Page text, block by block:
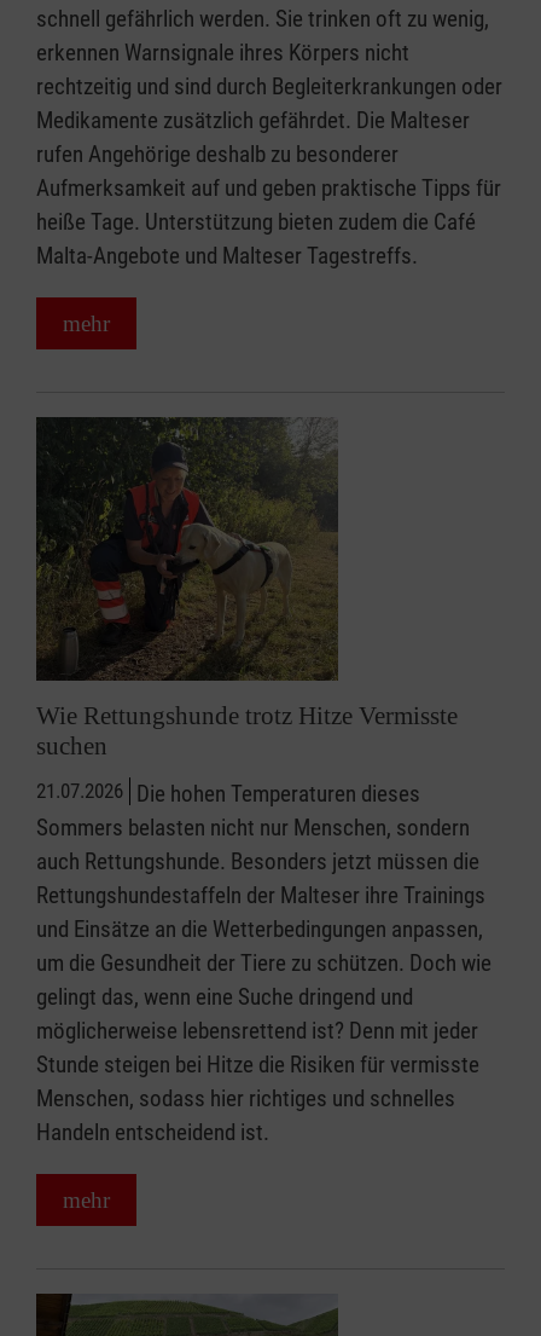
schnell gefährlich werden. Sie trinken oft zu wenig,
erkennen Warnsignale ihres Körpers nicht
rechtzeitig und sind durch Begleiterkrankungen oder
Medikamente zusätzlich gefährdet. Die Malteser
rufen Angehörige deshalb zu besonderer
Aufmerksamkeit auf und geben praktische Tipps für
heiße Tage. Unterstützung bieten zudem die Café
Malta-Angebote und Malteser Tagestreffs.
mehr
Wie Rettungshunde trotz Hitze Vermisste
suchen
21.07.2026 Die hohen Temperaturen dieses
Sommers belasten nicht nur Menschen, sondern
auch Rettungshunde. Besonders jetzt müssen die
Rettungshundestaffeln der Malteser ihre Trainings
und Einsätze an die Wetterbedingungen anpassen,
um die Gesundheit der Tiere zu schützen. Doch wie
gelingt das, wenn eine Suche dringend und
möglicherweise lebensrettend ist? Denn mit jeder
Stunde steigen bei Hitze die Risiken für vermisste
Menschen, sodass hier richtiges und schnelles
Handeln entscheidend ist.
mehr